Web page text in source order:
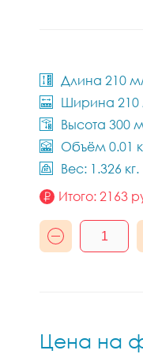
Длина 210
Ширина
Высота 300
Объём 0.01
Вес: 1.326 кг.
Итого: 2163
Цена на